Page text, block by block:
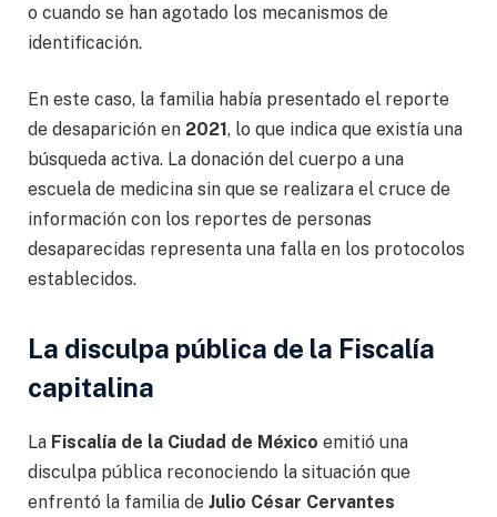
o cuando se han agotado los mecanismos de
identificación.
En este caso, la familia había presentado el reporte
de desaparición en 2021, lo que indica que existía una
búsqueda activa. La donación del cuerpo a una
escuela de medicina sin que se realizara el cruce de
información con los reportes de personas
desaparecidas representa una falla en los protocolos
establecidos.
La disculpa pública de la Fiscalía
capitalina
La Fiscalía de la Ciudad de México emitió una
disculpa pública reconociendo la situación que
enfrentó la familia de Julio César Cervantes